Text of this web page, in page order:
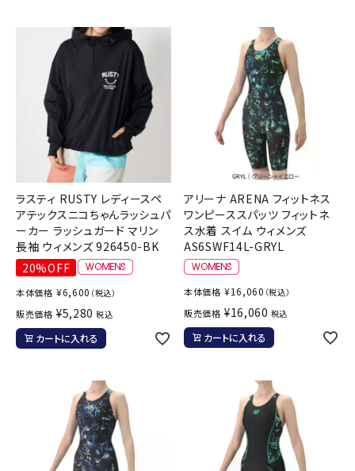
ラスティ RUSTY レディースペ
アテックスニコちゃんラッシュパ
ーカー ラッシュガード マリン
長袖 ウィメンズ 926450-BK
20%OFF
本体価格 ¥6,600 （税込）
販売価格 ¥5,280 税込
カートに入れる
アリーナ ARENA フィットネス
ワンピーススパッツ フィットネ
ス水着 スイム ウィメンズ
AS6SWF14L-GRYL
本体価格 ¥16,060 （税込）
販売価格 ¥16,060 税込
カートに入れる